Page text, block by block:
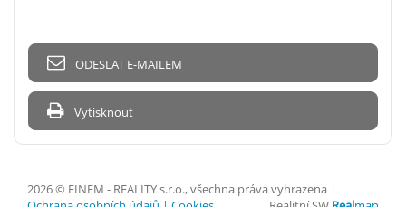
ODESLAT E-MAILEM
Vytisknout
2026 © FINEM - REALITY s.r.o., všechna práva vyhrazena |